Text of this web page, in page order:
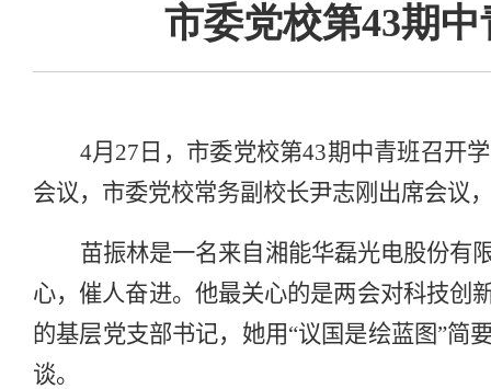
市委党校第43期
4月 27 日， 市委党校第43期中青班召开
会议，市委党校常务副校长尹志刚出席会议
苗振林是一名来自湘能华磊光电股份有
心，催人奋进。他最关心的是两会对科技创
的基层党支部书记，她用“议国是绘蓝图”简
谈。